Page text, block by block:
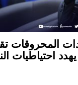
المحروقات
احتياطيات